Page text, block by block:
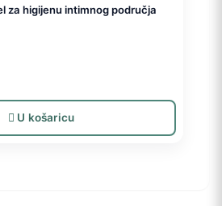
za higijenu intimnog područja
U košaricu